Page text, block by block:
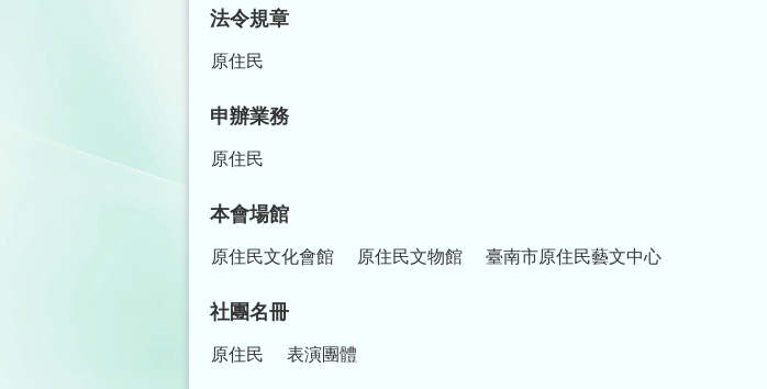
法令規章
原住民
申辦業務
原住民
本會場館
原住民文化會館 原住民文物館 臺南市原住民藝文中心
社團名冊
原住民 表演團體